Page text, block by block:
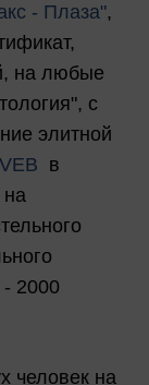
- Плаза",
на любые
с
элитной
в
на
2000
человек на